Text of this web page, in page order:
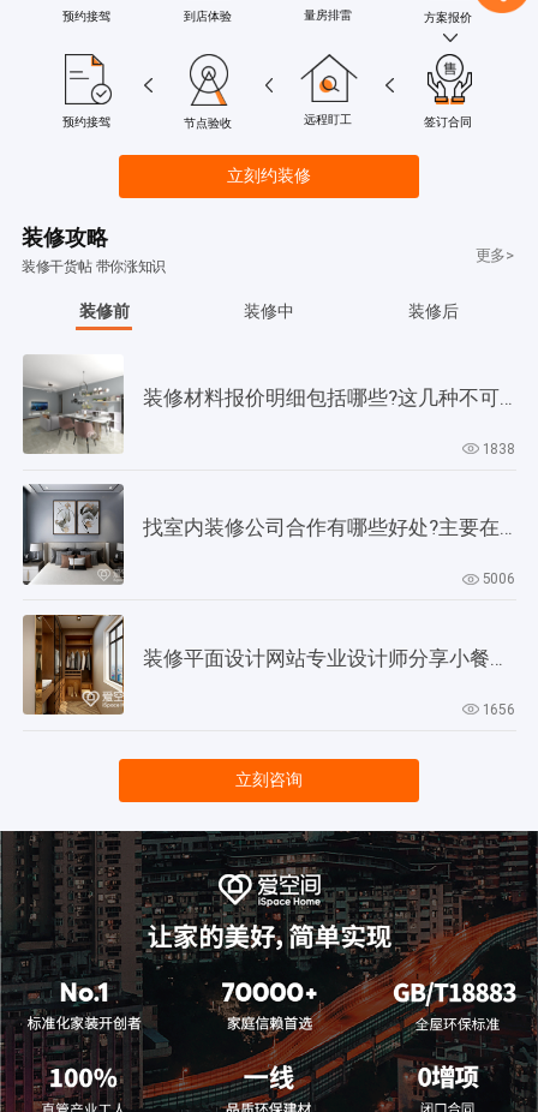
预约接驾 到店体验 量房排雷 方案报价
预约接驾 节点验收 远程盯工 签订合同
立刻约装修
装修攻略
装修干货帖 带你涨知识
更多>
装修前 装修中 装修后
装修材料报价明细包括哪些?这几种不可缺少!
1838
找室内装修公司合作有哪些好处?主要在以下4个方面!
5006
1656
立刻咨询